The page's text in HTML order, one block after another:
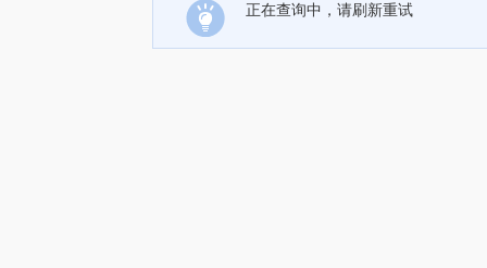
正在查询中，请刷新重试